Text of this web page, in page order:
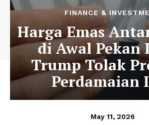
FINANCE &
Harga Emas
di Awal Pekan
Trump Tolak
Perdamaian
May 11, 2026